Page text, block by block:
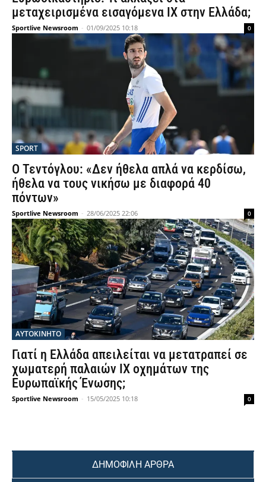
μεταχειρισμένα εισαγόμενα ΙΧ στην Ελλάδα;
Sportlive Newsroom - 01/09/2025 10:18 0
SPORT
Ο Τεντόγλου: «Δεν ήθελα απλά να κερδίσω,
ήθελα να τους νικήσω με διαφορά 40
πόντων»
Sportlive Newsroom - 28/06/2025 22:06 0
ΑΥΤΟΚΙΝΗΤΟ
Γιατί η Ελλάδα απειλείται να μετατραπεί σε
χωματερή παλαιών ΙΧ οχημάτων της
Ευρωπαϊκής Ένωσης;
Sportlive Newsroom - 15/05/2025 10:18 0
ΔΗΜΟΦΙΛΗ ΑΡΘΡΑ